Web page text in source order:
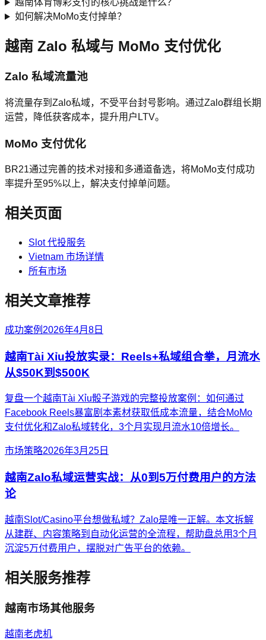
越南体育博彩支付的核心挑战是什么？
如何解决MoMo支付掉单？
越南 Zalo 私域与 MoMo 支付优化
Zalo 私域流量池
将流量存到Zalo私域，不受平台封号影响。通过Zalo群组长期
运营，降低获客成本，提升用户LTV。
MoMo 支付优化
BR21通过完善的技术对接和多通道备选，将MoMo支付成功
率提升至95%以上，解决支付掉单问题。
相关页面
Slot 代投服务
Vietnam 市场详情
所有市场
相关文章推荐
成功案例 2026年4月8日
越南Tài Xỉu投放实录：Reels+私域组合拳，月流水
从$50K到$500K
复盘一个越南Tài Xỉu骰子游戏的完整投放案例：如何通过
Facebook Reels暴富剧本素材获取低成本流量，结合MoMo
支付优化和Zalo私域转化，3个月实现月流水10倍增长。
市场策略2026年3月25日
越南Zalo私域运营实战：从0到5万付费用户的方法
论
越南Slot/Casino平台想做私域？Zalo是唯一正解。本文拆解
从建群、内容策略到自动化运营的全流程，帮助盘总用3个月
沉淀5万付费用户，摆脱对广告平台的依赖。
相关服务推荐
越南市场其他服务
越南老虎机